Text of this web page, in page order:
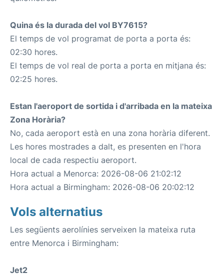
Quina és la durada del vol BY7615?
El temps de vol programat de porta a porta és:
02:30 hores.
El temps de vol real de porta a porta en mitjana és:
02:25 hores.
Estan l'aeroport de sortida i d'arribada en la mateixa
Zona Horària?
No, cada aeroport està en una zona horària diferent.
Les hores mostrades a dalt, es presenten en l'hora
local de cada respectiu aeroport.
Hora actual a Menorca: 2026-08-06 21:02:12
Hora actual a Birmingham: 2026-08-06 20:02:12
Vols alternatius
Les següents aerolínies serveixen la mateixa ruta
entre Menorca i Birmingham:
Jet2